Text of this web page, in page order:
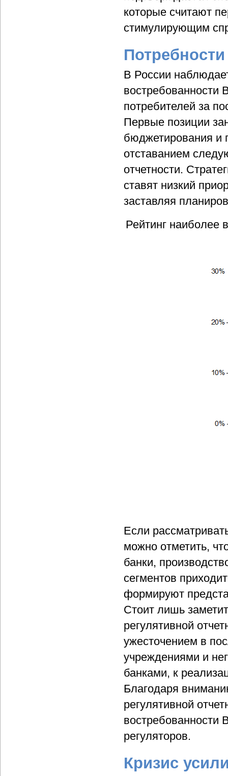
которые считают
стимулирующим
В России
востребованности
потребителей за
Первые позиции
бюджетирования и
отставанием
отчетности.
ставят низкий
заставляя
Рейтинг наиболее
Если
можно отметить,
банки,
сегментов
формируют
Стоит лишь
регулятивной
ужесточением в
учреждениями и
банками, к
Благодаря
регулятивной
востребованности
регуляторов.
Кризис